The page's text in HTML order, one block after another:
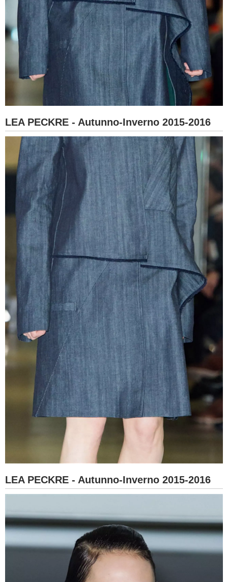
LEA PECKRE - Autunno-Inverno 2015-2016
LEA PECKRE - Autunno-Inverno 2015-2016